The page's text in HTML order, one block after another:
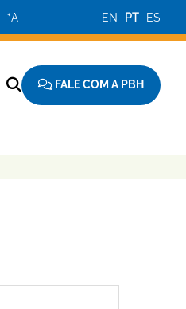
+A EN PT ES
FALE COM A PBH